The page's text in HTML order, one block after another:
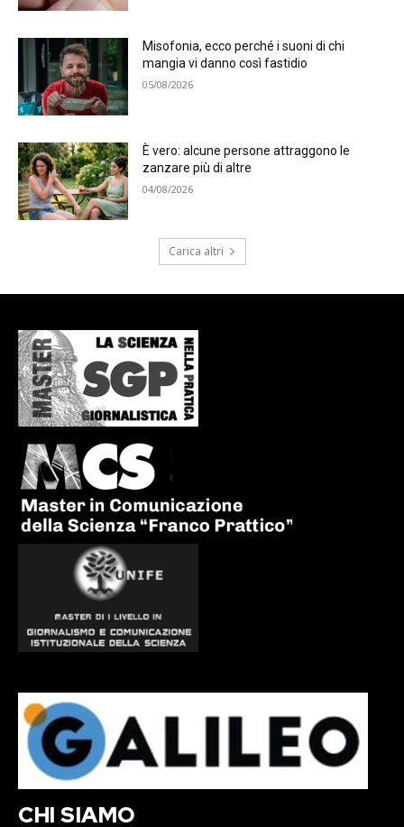
Misofonia, ecco perché i suoni di chi
mangia vi danno così fastidio
05/08/2026
È vero: alcune persone attraggono le
zanzare più di altre
04/08/2026
Carica altri
CHI SIAMO